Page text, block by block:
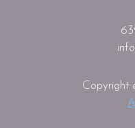
Copyright